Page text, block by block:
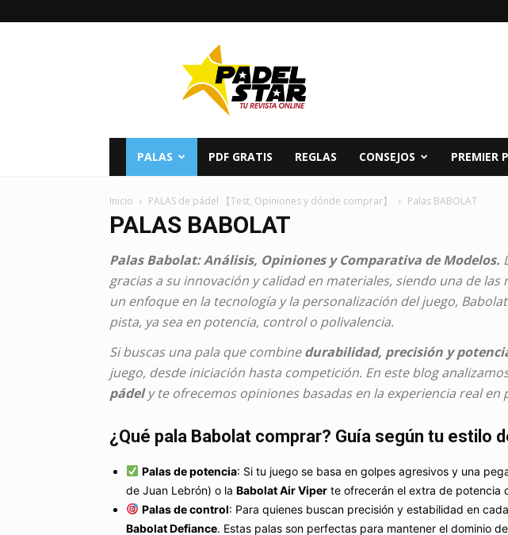
PADELSTAR
PALAS PDF GRATIS REGLAS CONSEJOS PREMIER
Inicio PALAS de pádel 【Test, Opiniones y dónde comprar】 Palas BABOLAT
PALAS BABOLAT
Palas Babolat: Análisis, Opiniones y Comparativa de Modelos.
gracias a su innovación y calidad en materiales, siendo una de
un enfoque en la tecnología y la personalización del juego,
pista, ya sea en potencia, control o polivalencia.
Si buscas una pala que combinedurabilidad, precisión y
juego, desde iniciación hasta competición. En este blog
pádely te ofrecemos opiniones basadas en la experiencia real en
¿Qué pala Babolat comprar? Guía según tu estilo
Palas de potencia: Si tu juego se basa en golpes agresivos y una
de Juan Lebrón) o la Babolat Air Viper te ofrecerán el extra de potencia
Palas de control: Para quienes buscan precisión y estabilidad en
Babolat Defiance. Estas palas son perfectas para mantener el dominio